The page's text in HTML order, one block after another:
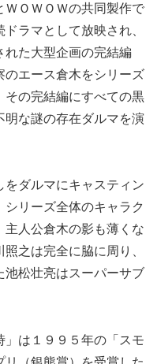
ＯＷＯＷの共同製作で
ラマとして放映され、
れた大型企画の完結編
のエース倉木をシリーズ
その完結編にすべての黒
明な謎の存在ダルマを演
をダルマにキャスティン
リーズ全体のキャラク
主人公倉木の影も薄くな
之は完全に脇に周り、
池松壮亮はスーパーサブ
は１９９５年の「スモ